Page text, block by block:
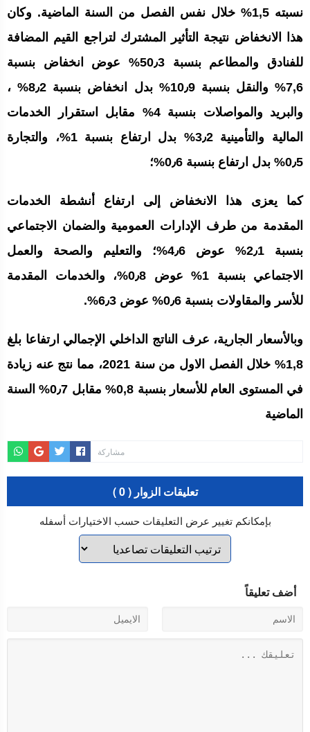
نسبته 1,5% خلال نفس الفصل من السنة الماضية. وكان
هذا الانخفاض نتيجة التأثير المشترك لتراجع القيم المضافة
للفنادق والمطاعم بنسبة 50٫3% عوض انخفاض بنسبة
7,6% والنقل بنسبة 10٫9% بدل انخفاض بنسبة 8٫2% ،
والبريد والمواصلات بنسبة 4% مقابل استقرار الخدمات
المالية والتأمينية 3٫2% بدل ارتفاع بنسبة 1%، والتجارة
0٫5% بدل ارتفاع بنسبة 0٫6%؛
كما يعزى هذا الانخفاض إلى ارتفاع أنشطة الخدمات
المقدمة من طرف الإدارات العمومية والضمان الاجتماعي
بنسبة 2٫1% عوض 4٫6%؛ والتعليم والصحة والعمل
الاجتماعي بنسبة 1% عوض 0٫8%، والخدمات المقدمة
للأسر والمقاولات بنسبة 0٫6% عوض 6٫3%.
وبالأسعار الجارية، عرف الناتج الداخلي الإجمالي ارتفاعا بلغ
1,8% خلال الفصل الاول من سنة 2021، مما نتج عنه زيادة
في المستوى العام للأسعار بنسبة 0,8% مقابل 0٫7% السنة
الماضية
مشاركة
تعليقات الزوار ( 0 )
بإمكانكم تغيير عرض التعليقات حسب الاختيارات أسفله
أضف تعليقاً